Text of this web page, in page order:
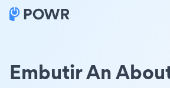
Embutir An